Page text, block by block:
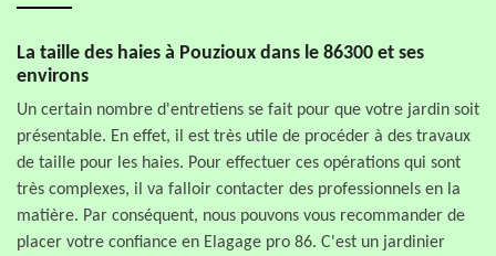
La taille des haies à Pouzioux dans le 86300 et ses
environs
Un certain nombre d'entretiens se fait pour que votre jardin soit
présentable. En effet, il est très utile de procéder à des travaux
de taille pour les haies. Pour effectuer ces opérations qui sont
très complexes, il va falloir contacter des professionnels en la
matière. Par conséquent, nous pouvons vous recommander de
placer votre confiance en Elagage pro 86. C'est un jardinier